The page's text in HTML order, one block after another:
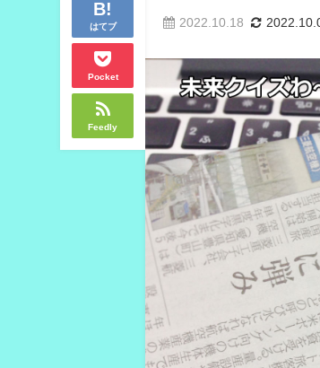
はてブ
Pocket
Feedly
2022.10.18